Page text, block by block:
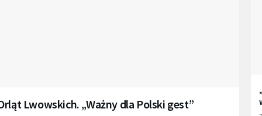
Lwowskich. „Ważny dla Polski gest”